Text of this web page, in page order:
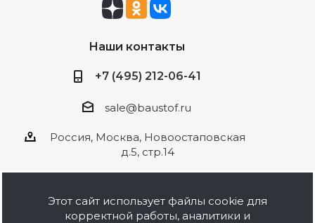
Наши контакты
+7 (495) 212-06-41
sale@baustof.ru
Россия, Москва, Новоостаповская
д.5, стр.14
Этот сайт использует файлы cookie для
корректной работы, аналитики и